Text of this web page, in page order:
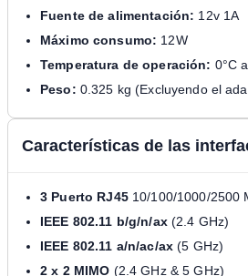
Fuente de alimentación: 12v 1A
Máximo consumo: 12W
Temperatura de operación: 0°C
Peso: 0.325 kg (Excluyendo el
Características de las
3 Puerto RJ4510/100/1000/2500
IEEE 802.11 b/g/n/ax(2.4 GHz)
IEEE 802.11 a/n/ac/ax(5 GHz)
2 x 2 MIMO (2.4 GHz & 5 GHz)